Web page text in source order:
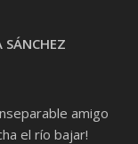
SÁNCHEZ
amigo
el río bajar!